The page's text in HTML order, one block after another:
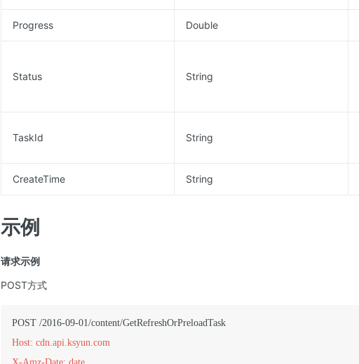
Progress Double
Status String
TaskId String
CreateTime String
示例
请求示例
POST方式
Host: cdn.api.ksyun.com